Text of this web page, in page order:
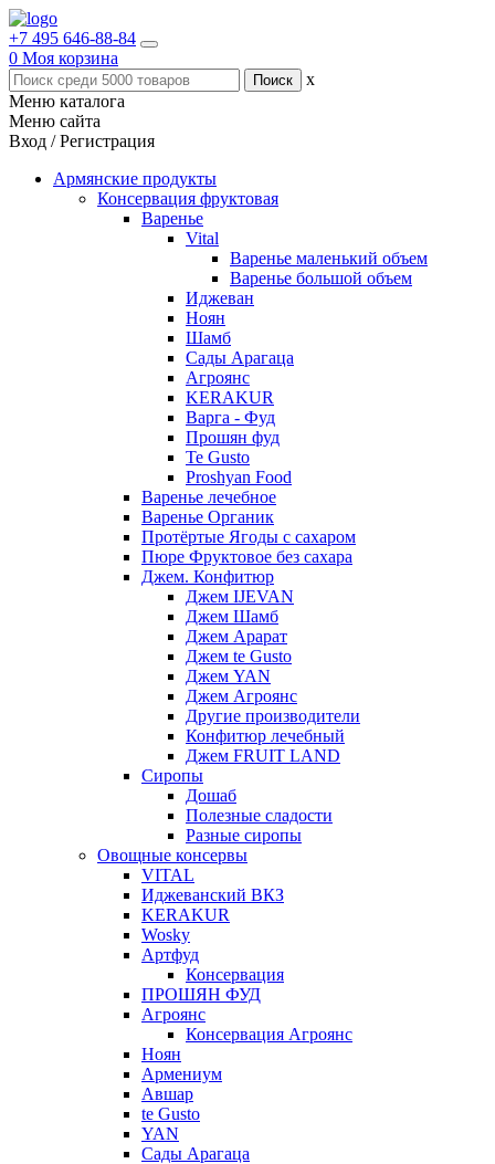
+7 495 646-88-84
0 Моя корзина
x
Меню каталога
Меню сайта
Вход / Регистрация
Армянские продукты
Консервация фруктовая
Варенье
Vital
Варенье маленький объем
Варенье большой объем
Иджеван
Ноян
Шамб
Сады Арагаца
Агроянс
KERAKUR
Варга - Фуд
Прошян фуд
Te Gusto
Proshyan Food
Варенье лечебное
Варенье Органик
Протёртые Ягоды с сахаром
Пюре Фруктовое без сахара
Джем. Конфитюр
Джем IJEVAN
Джем Шамб
Джем Арарат
Джем te Gusto
Джем YAN
Джем Агроянс
Другие производители
Конфитюр лечебный
Джем FRUIT LAND
Сиропы
Дошаб
Полезные сладости
Разные сиропы
Овощные консервы
VITAL
Иджеванский ВКЗ
KERAKUR
Wosky
Артфуд
Консервация
ПРОШЯН ФУД
Агроянс
Консервация Агроянс
Ноян
Армениум
Авшар
te Gusto
YAN
Сады Арагаца